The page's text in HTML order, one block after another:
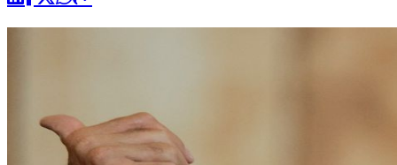
Universidad de Chile
Sustentabilidad